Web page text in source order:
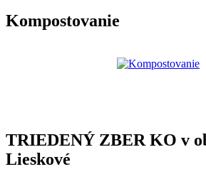
Kompostovanie
TRIEDENÝ ZBER KO v
Lieskové